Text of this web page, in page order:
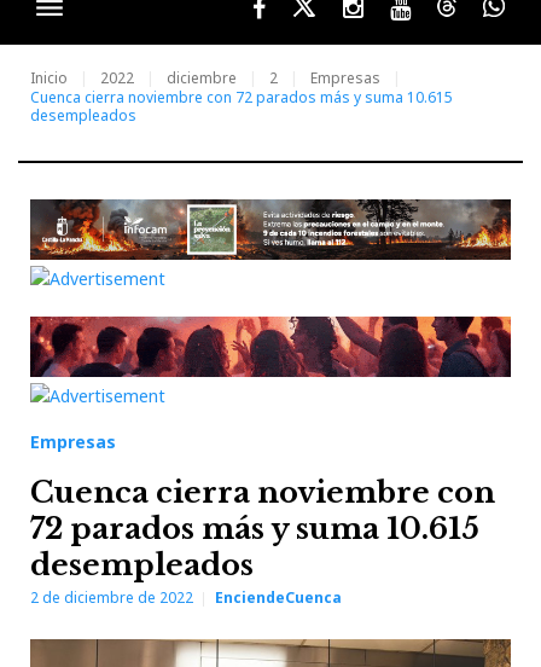
FacebookTwitterInstagram
YoutubeThreads
Inicio 2022 diciembre 2
Empresas
Cuenca cierra noviembre con 72 parados más y suma 10.615
desempleados
Empresas
Cuenca cierra noviembre con
72 parados más y suma 10.615
desempleados
2 de diciembre de 2022 EnciendeCuenca